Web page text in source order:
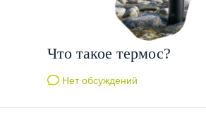
Что такое термос?
Нет обсуждений